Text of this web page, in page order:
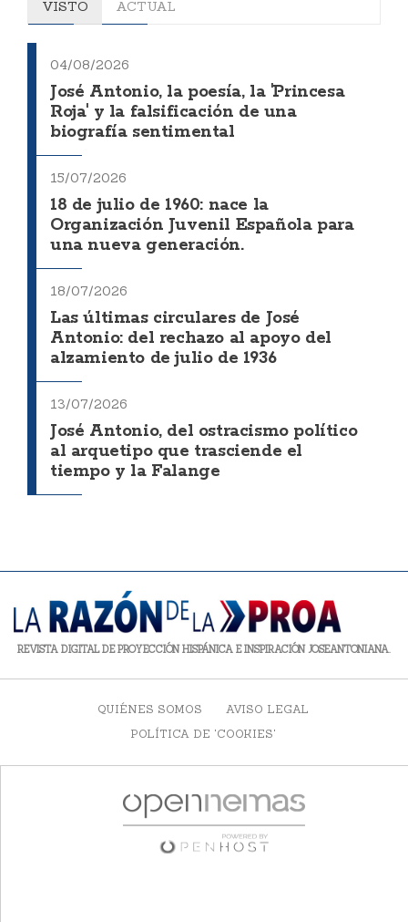
VISTO ACTUAL
04/08/2026
José Antonio, la poesía, la 'Princesa
Roja' y la falsificación de una
biografía sentimental
15/07/2026
18 de julio de 1960: nace la
Organización Juvenil Española para
una nueva generación.
18/07/2026
Las últimas circulares de José
Antonio: del rechazo al apoyo del
alzamiento de julio de 1936
13/07/2026
José Antonio, del ostracismo político
al arquetipo que trasciende el
tiempo y la Falange
REVISTA DIGITAL DE PROYECCIÓN HISPÁNICA E INSPIRACIÓN JOSEANTONIANA.
QUIÉNES SOMOS
AVISO LEGAL
POLÍTICA DE 'COOKIES'